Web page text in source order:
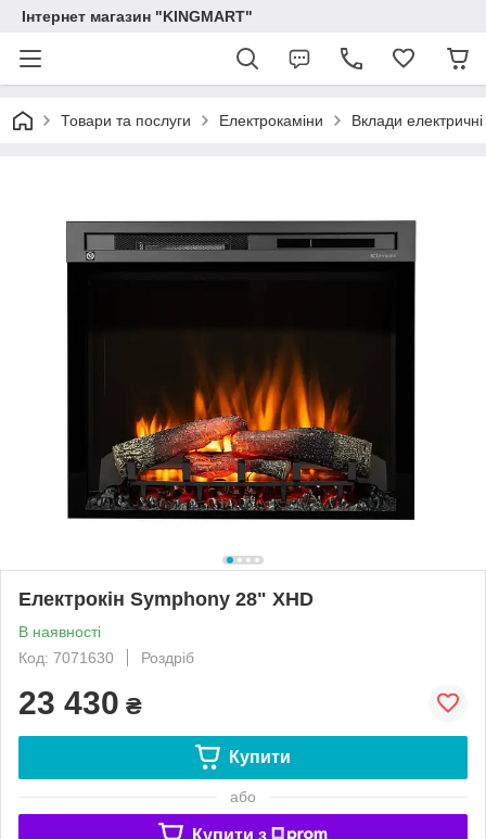
Інтернет магазин "KINGMART"
Товари та послуги Електрокаміни Вклади електричні
Електрокін Symphony 28" XHD
В наявності
Код: 7071630
Роздріб
23 430 ₴
Купити
або
Купити з